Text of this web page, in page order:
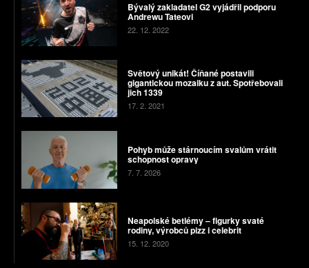
Bývalý zakladatel G2 vyjádřil podporu
Andrewu Tateovi
22. 12. 2022
Světový unikát! Číňané postavili
gigantickou mozaiku z aut. Spotřebovali
jich 1339
17. 2. 2021
Pohyb může stárnoucím svalům vrátit
schopnost opravy
7. 7. 2026
Neapolské betlémy – figurky svaté
rodiny, výrobců pizz i celebrit
15. 12. 2020